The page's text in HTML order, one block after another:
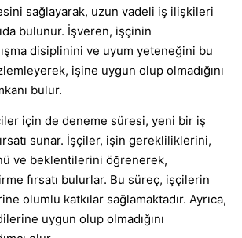
sağlayarak, uzun vadeli iş ilişkileri
bulunur. İşveren, işçinin
disiplinini ve uyum yeteneğini bu
işine uygun olup olmadığını
bulur.
için de deneme süresi, yeni bir iş
sunar. İşçiler, işin gerekliliklerini,
ve beklentilerini öğrenerek,
fırsatı bulurlar. Bu süreç, işçilerin
olumlu katkılar sağlamaktadır. Ayrıca,
uygun olup olmadığını